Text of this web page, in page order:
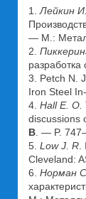
1. Лейкин
— М.:
2.
3. Petch N.
Iron Steel
4. Hall E. O.
discussions
B . — P.
5. Low J. R
Cleveland:
6. Норман